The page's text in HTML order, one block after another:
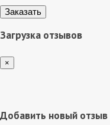
Загрузка отзывов
×
Добавить новый отзыв